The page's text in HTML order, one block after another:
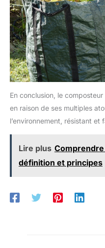
En conclusion, le
en raison de ses multiples
l’environnement, résistant et
Lire plus
définition et principes